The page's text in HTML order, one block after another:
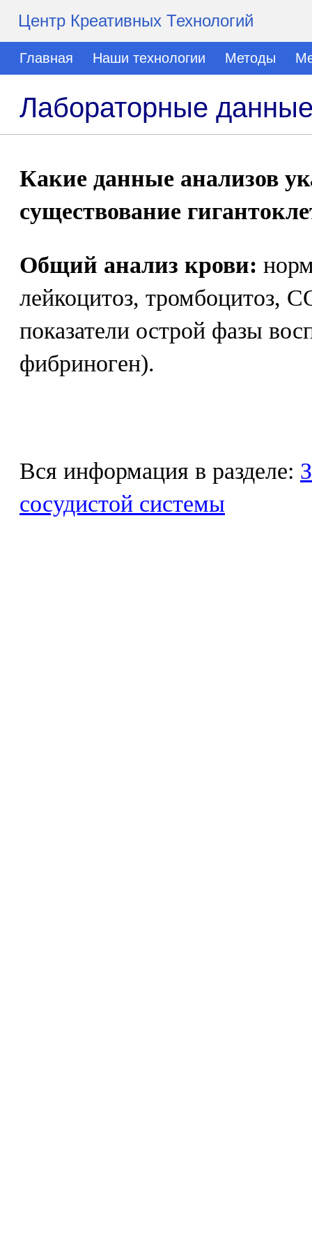
Центр Креативных Технологий
Главная Наши технологии Методы
Лабораторные данные
Какие данные анализов
существование
Общий анализ крови:
лейкоцитоз, тромбоцитоз,
показатели острой фазы
фибриноген).
Вся информация в разделе:
сосудистой системы